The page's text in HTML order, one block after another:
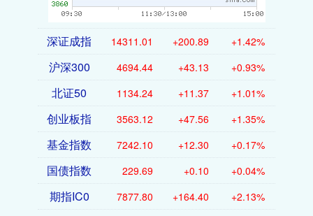
深证成指 14311.01 +200.89 +1.42%
沪深300 4694.44 +43.13 +0.93%
北证50 1134.24 +11.37 +1.01%
创业板指 3563.12 +47.56 +1.35%
基金指数 7242.10 +12.30 +0.17%
国债指数 229.69 +0.10 +0.04%
期指IC0 7877.80 +164.40 +2.13%